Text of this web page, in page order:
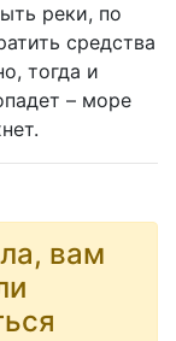
реки, по
средства
тогда и
– море
вам